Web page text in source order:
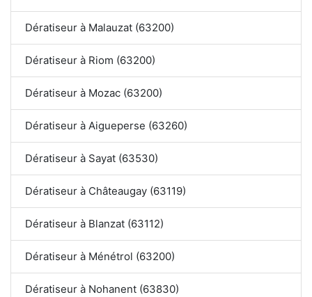
Dératiseur à Malauzat (63200)
Dératiseur à Riom (63200)
Dératiseur à Mozac (63200)
Dératiseur à Aigueperse (63260)
Dératiseur à Sayat (63530)
Dératiseur à Châteaugay (63119)
Dératiseur à Blanzat (63112)
Dératiseur à Ménétrol (63200)
Dératiseur à Nohanent (63830)